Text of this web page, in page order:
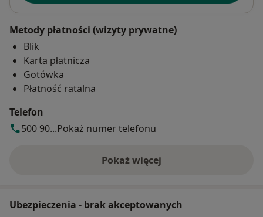
Metody płatności (wizyty prywatne)
Blik
Karta płatnicza
Gotówka
Płatność ratalna
Telefon
500 90...Pokaż numer telefonu
Pokaż więcej
o adresie
Ubezpieczenia - brak akceptowanych